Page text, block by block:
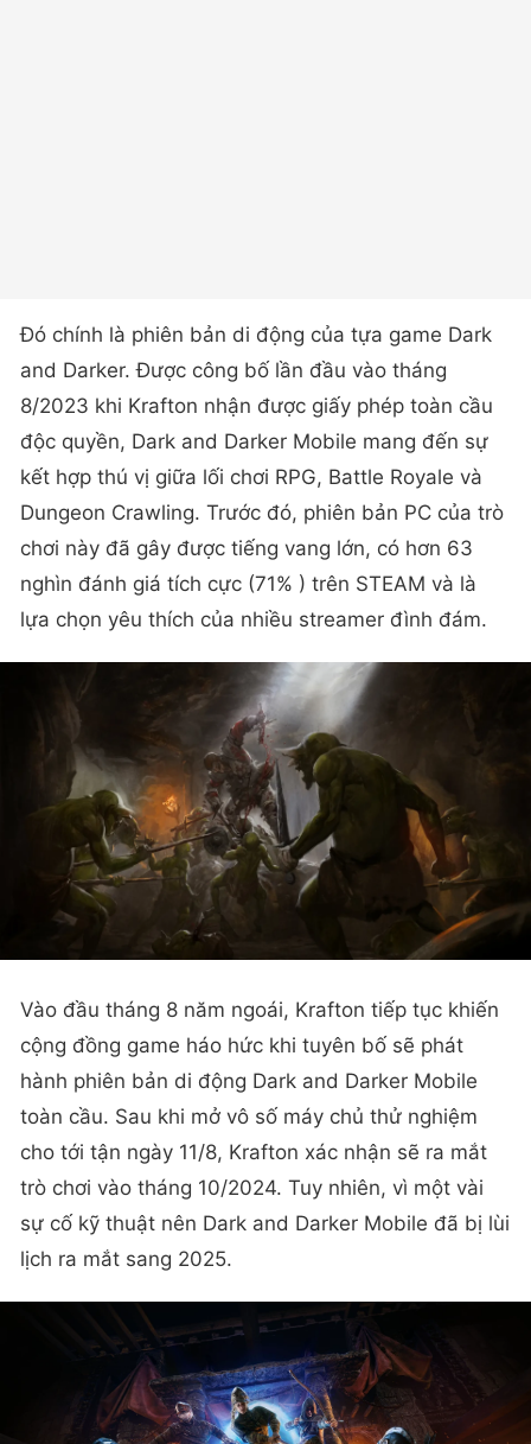
Đó chính là phiên bản di động của tựa game Dark
and Darker. Được công bố lần đầu vào tháng
8/2023 khi Krafton nhận được giấy phép toàn cầu
độc quyền, Dark and Darker Mobile mang đến sự
kết hợp thú vị giữa lối chơi RPG, Battle Royale và
Dungeon Crawling. Trước đó, phiên bản PC của trò
chơi này đã gây được tiếng vang lớn, có hơn 63
nghìn đánh giá tích cực (71% ) trên STEAM và là
lựa chọn yêu thích của nhiều streamer đình đám.
Vào đầu tháng 8 năm ngoái, Krafton tiếp tục khiến
cộng đồng game háo hức khi tuyên bố sẽ phát
hành phiên bản di động Dark and Darker Mobile
toàn cầu. Sau khi mở vô số máy chủ thử nghiệm
cho tới tận ngày 11/8, Krafton xác nhận sẽ ra mắt
trò chơi vào tháng 10/2024. Tuy nhiên, vì một vài
sự cố kỹ thuật nên Dark and Darker Mobile đã bị lùi
lịch ra mắt sang 2025.